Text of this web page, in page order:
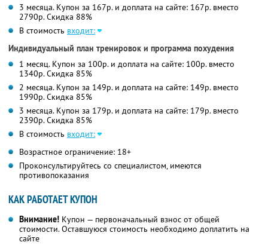
3 месяца. Купон за 167р. и доплата на сайте: 167р. вместо
2790р. Скидка 88%
В стоимость входит:
Индивидуальный план тренировок и программа похудения
1 месяц. Купон за 100р. и доплата на сайте: 100р. вместо
1340р. Скидка 85%
2 месяца. Купон за 149р. и доплата на сайте: 149р. вместо
1990р. Скидка 85%
3 месяца. Купон за 179р. и доплата на сайте: 179р. вместо
2390р. Скидка 85%
В стоимость входит:
Возрастное ограничение: 18+
Проконсультируйтесь со специалистом, имеются
противопоказания
КАК РАБОТАЕТ КУПОН
Внимание! Купон — первоначальный взнос от общей
стоимости. Оставшуюся стоимость необходимо доплатить на
сайте